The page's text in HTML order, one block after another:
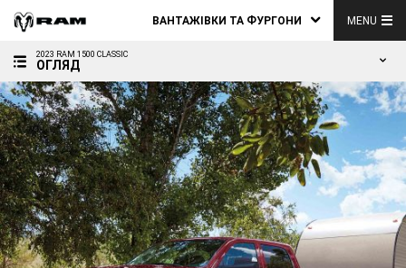
ВАНТАЖІВКИ ТА ФУРГОНИ MENU
2023 RAM 1500 CLASSIC
ОГЛЯД